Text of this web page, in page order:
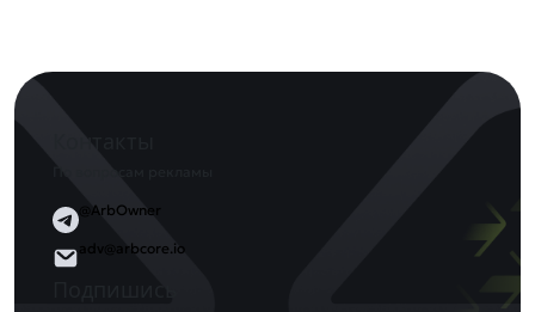
@ArbOwner
adv@arbcore.io